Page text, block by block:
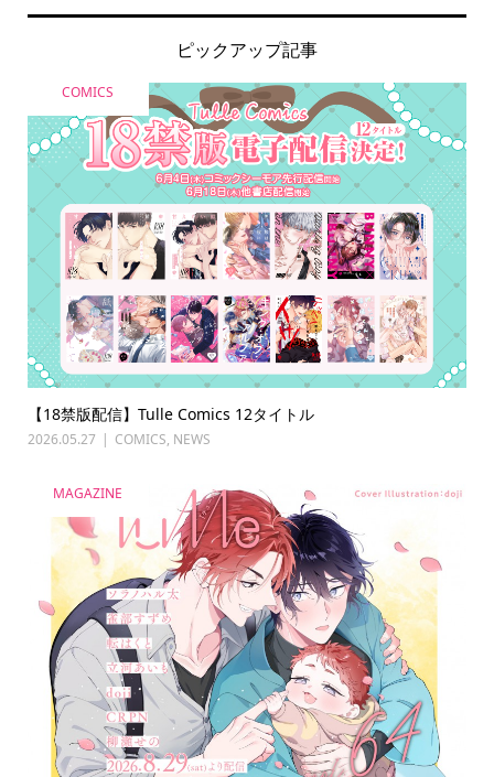
ピックアップ記事
COMICS
【18禁版配信】Tulle Comics 12タイトル
2026.05.27 COMICS, NEWS
MAGAZINE